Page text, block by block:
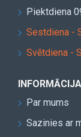
Piektdiena
Sestdiena -
Svētdiena -
INFORMĀCIJA
Par mums
Sazinies ar